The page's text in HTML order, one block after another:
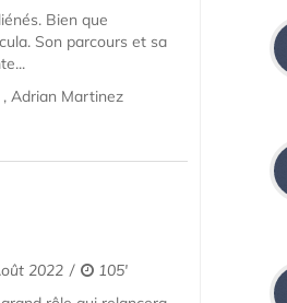
Bien que
Son parcours et sa
Adrian Martinez
2022
105'